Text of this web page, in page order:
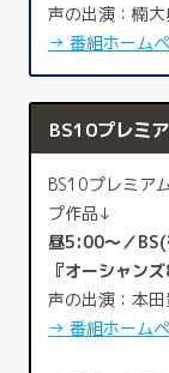
声の出演：楠
→ 番組ホーム
BS10プレミ
BS10プレミア
プ作品↓
昼5:00～／
『オーシャンズ
声の出演：本
→ 番組ホーム